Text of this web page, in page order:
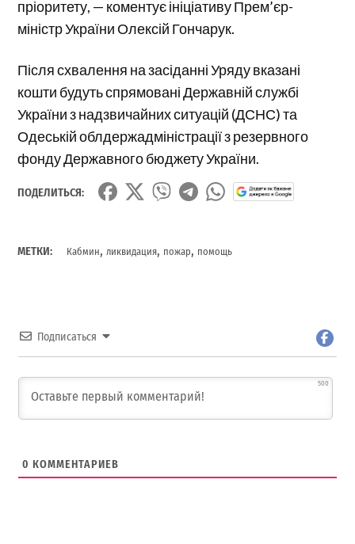
пріоритету, — коментує ініціативу Прем’єр-
міністр України Олексій Гончарук.
Після схвалення на засіданні Уряду вказані
кошти будуть спрямовані Державній службі
України з надзвичайних ситуацій (ДСНС) та
Одеській облдержадміністрації з резервного
фонду Державного бюджету України.
ПОДЕЛИТЬСЯ:
МЕТКИ: Кабмин,ликвидация, пожар, помощь
Подписаться
500
0 КОММЕНТАРИЕВ